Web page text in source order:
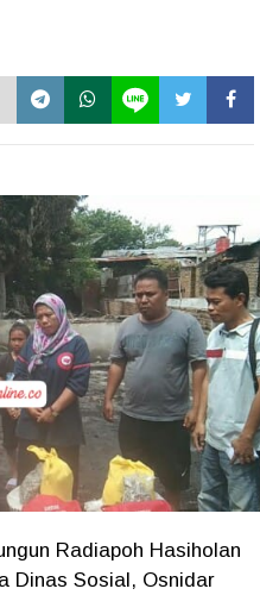
Radiapoh Hasiholan
Dinas Sosial, Osnidar